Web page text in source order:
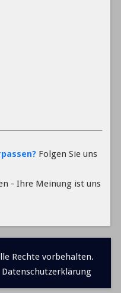
Folgen Sie uns
- Ihre Meinung ist uns
Rechte vorbehalten.
Datenschutzerklärung